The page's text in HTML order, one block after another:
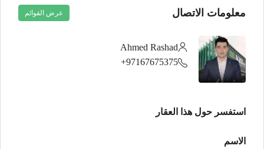
معلومات الاتصال عرض القوائم
Ahmed Rashad
97167675375+
استفسر حول هذا العقار
الاسم